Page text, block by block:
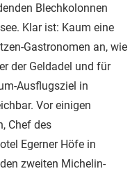
Blechkolonnen
Klar ist: Kaum eine
Gastronomen an, wie
der Geldadel und für
Ausflugsziel in
Vor einigen
Chef des
Egerner Höfe in
zweiten Michelin-